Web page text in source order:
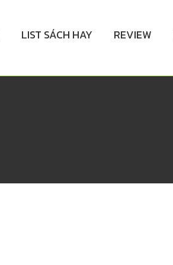
LIST SÁCH HAY REVIEW